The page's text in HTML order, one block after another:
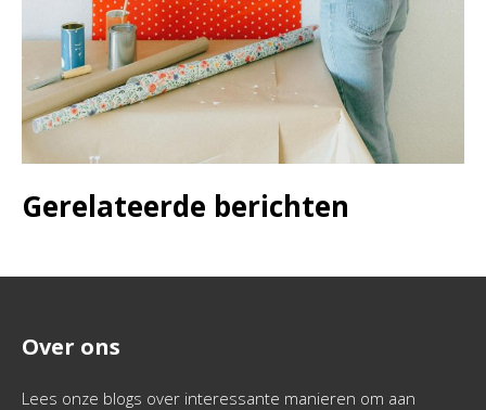
Gerelateerde berichten
Over ons
Lees onze blogs over interessante manieren om aan